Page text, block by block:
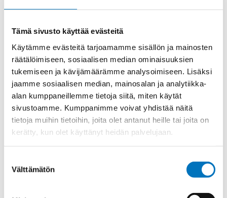
Tämä sivusto käyttää evästeitä
Käytämme evästeitä tarjoamamme sisällön ja mainosten
räätälöimiseen, sosiaalisen median ominaisuuksien
tukemiseen ja kävijämäärämme analysoimiseen. Lisäksi
jaamme sosiaalisen median, mainosalan ja analytiikka-
alan kumppaneillemme tietoja siitä, miten käytät
sivustoamme. Kumppanimme voivat yhdistää näitä
tietoja muihin tietoihin, joita olet antanut heille tai joita on
kerätty, kun olet käyttänyt heidän palvelujaan.
valinta
Välttämätön
Osasto ILME -moninapaliittimet,
Toimitusaika: 1-7 päivää
Toimituskulut 35kg:n asti 25€.
Yli 35kg:n toimituskulut toteutuneiden kulujen mukaan.
Valmistaja
ILME S.p.A
Käyttölämpötila
'-40°C … +125°C
Uros/Naaras
Max. virta
16